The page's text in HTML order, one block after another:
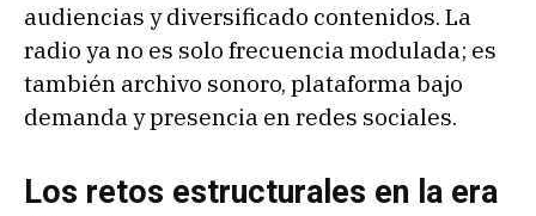
audiencias y diversificado contenidos. La
radio ya no es solo frecuencia modulada; es
también archivo sonoro, plataforma bajo
demanda y presencia en redes sociales.
Los retos estructurales en la era